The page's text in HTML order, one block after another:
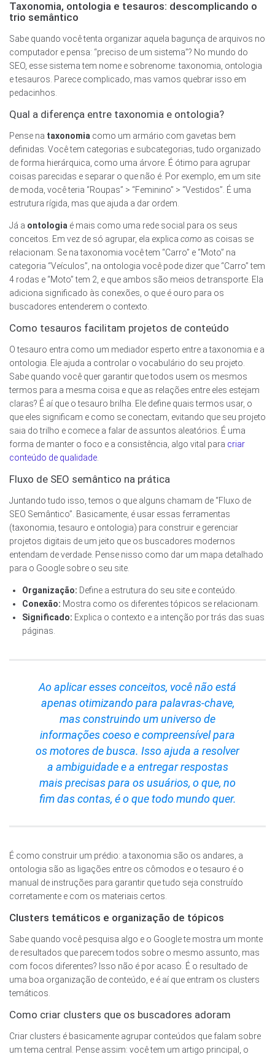
Taxonomia, ontologia e tesauros: descomplicando o
trio semântico
Sabe quando você tenta organizar aquela bagunça de arquivos no
computador e pensa: “preciso de um sistema”? No mundo do
SEO, esse sistema tem nome e sobrenome: taxonomia, ontologia
e tesauros. Parece complicado, mas vamos quebrar isso em
pedacinhos.
Qual a diferença entre taxonomia e ontologia?
Pense na taxonomia como um armário com gavetas bem
definidas. Você tem categorias e subcategorias, tudo organizado
de forma hierárquica, como uma árvore. É ótimo para agrupar
coisas parecidas e separar o que não é. Por exemplo, em um site
de moda, você teria “Roupas” > “Feminino” > “Vestidos”. É uma
estrutura rígida, mas que ajuda a dar ordem.
Já a ontologia é mais como uma rede social para os seus
conceitos. Em vez de só agrupar, ela explica como as coisas se
relacionam. Se na taxonomia você tem “Carro” e “Moto” na
categoria “Veículos”, na ontologia você pode dizer que “Carro” tem
4 rodas e “Moto” tem 2, e que ambos são meios de transporte. Ela
adiciona significado às conexões, o que é ouro para os
buscadores entenderem o contexto.
Como tesauros facilitam projetos de conteúdo
O tesauro entra como um mediador esperto entre a taxonomia e a
ontologia. Ele ajuda a controlar o vocabulário do seu projeto.
Sabe quando você quer garantir que todos usem os mesmos
termos para a mesma coisa e que as relações entre eles estejam
claras? É aí que o tesauro brilha. Ele define quais termos usar, o
que eles significam e como se conectam, evitando que seu projeto
saia do trilho e comece a falar de assuntos aleatórios. É uma
forma de manter o foco e a consistência, algo vital para criar
conteúdo de qualidade.
Fluxo de SEO semântico na prática
Juntando tudo isso, temos o que alguns chamam de “Fluxo de
SEO Semântico”. Basicamente, é usar essas ferramentas
(taxonomia, tesauro e ontologia) para construir e gerenciar
projetos digitais de um jeito que os buscadores modernos
entendam de verdade. Pense nisso como dar um mapa detalhado
para o Google sobre o seu site.
Organização: Define a estrutura do seu site e conteúdo.
Conexão: Mostra como os diferentes tópicos se relacionam.
Significado: Explica o contexto e a intenção por trás das suas
páginas.
Ao aplicar esses conceitos, você não está
apenas otimizando para palavras-chave,
mas construindo um universo de
informações coeso e compreensível para
os motores de busca. Isso ajuda a resolver
a ambiguidade e a entregar respostas
mais precisas para os usuários, o que, no
fim das contas, é o que todo mundo quer.
É como construir um prédio: a taxonomia são os andares, a
ontologia são as ligações entre os cômodos e o tesauro é o
manual de instruções para garantir que tudo seja construído
corretamente e com os materiais certos.
Clusters temáticos e organização de tópicos
Sabe quando você pesquisa algo e o Google te mostra um monte
de resultados que parecem todos sobre o mesmo assunto, mas
com focos diferentes? Isso não é por acaso. É o resultado de
uma boa organização de conteúdo, e é aí que entram os clusters
temáticos.
Como criar clusters que os buscadores adoram
Criar clusters é basicamente agrupar conteúdos que falam sobre
um tema central. Pense assim: você tem um artigo principal, o